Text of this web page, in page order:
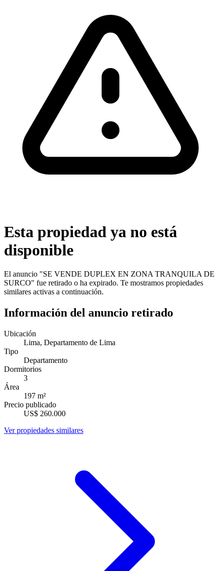
Esta propiedad ya no está
disponible
El anuncio "SE VENDE DUPLEX EN ZONA TRANQUILA DE
SURCO" fue retirado o ha expirado. Te mostramos propiedades
similares activas a continuación.
Información del anuncio retirado
Ubicación
Lima, Departamento de Lima
Tipo
Departamento
Dormitorios
3
Área
197 m²
Precio publicado
US$ 260.000
Ver propiedades similares